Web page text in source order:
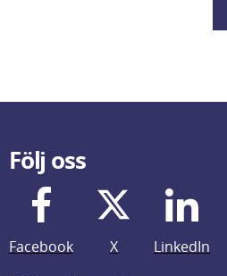
Följ oss
Facebook X LinkedIn